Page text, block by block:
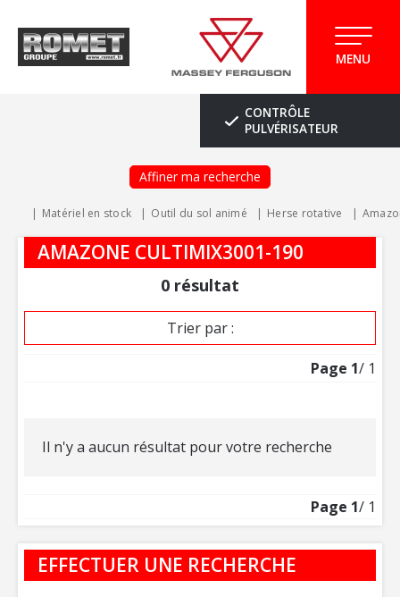
MENU
CONTRÔLE
PULVÉRISATEUR
Affiner ma recherche
Matériel en stock Outil du sol animé Herse rotative
AMAZONE CULTIMIX3001-190
0 résultat
Trier par :
Page 1/ 1
Il n'y a aucun résultat pour votre recherche
Page 1/ 1
EFFECTUER UNE RECHERCHE